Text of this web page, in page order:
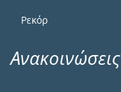
Ρεκόρ
Ανακοινώσεις